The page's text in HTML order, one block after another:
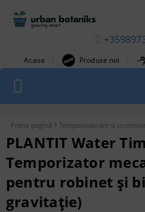
Acasa Produse noi
1
Prima pagină Temporizatoare și
PLANTIT Water
Temporizator
pentru robinet și
gravitație)